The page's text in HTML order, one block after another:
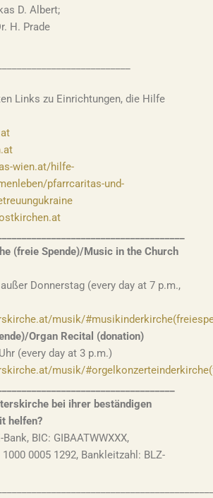
D. Albert;
H. Prade
Links zu Einrichtungen, die Hilfe
wien.at/hilfe-
pfarrcaritas-und-
(freie Spende)/Music in the Church
Donnerstag (every day at 7 p.m.,
musik/
Organ Recital (donation)
(every day at 3 p.m.)
musik/
bei ihrer beständigen
helfen?
BIC: GIBAATWWXXX,
0005 1292, Bankleitzahl: BLZ-